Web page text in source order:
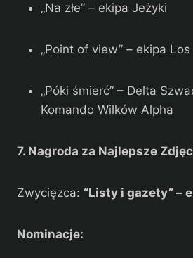
„Na złe” – ekipa Jeżyki
„Point of view” – ekipa
„Póki śmierć” – Delta
Komando Wilków Alpha
7. Nagroda za Najlepsze
Zwycięzca: “Listy i gazety” –
Nominacje: